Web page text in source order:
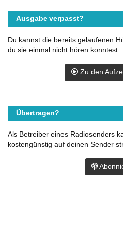
Ausgabe verpasst?
Du kannst die bereits gelaufenen
du sie einmal nicht hören konntest.
Zu den
Übertragen?
Als Betreiber eines Radiosenders
kostengünstig auf deinen Sender